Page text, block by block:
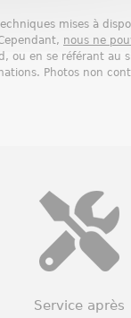
mises à
nous ne
ou en se référant au
Photos non
Service après